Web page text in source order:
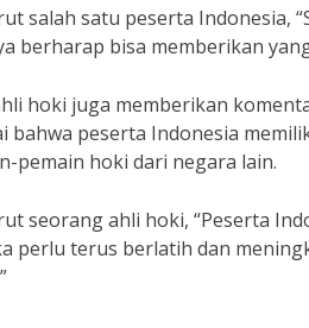
salah satu peserta Indonesia,
berharap bisa memberikan
hoki juga memberikan
bahwa peserta Indonesia
pemain hoki dari negara lain.
seorang ahli hoki, “Peserta
perlu terus berlatih dan